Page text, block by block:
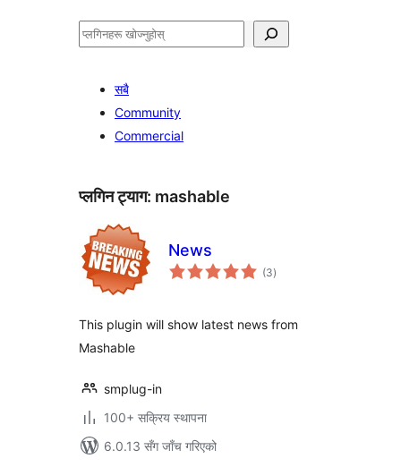
खोज्नुहोस्
सबै
Community
Commercial
प्लगिन ट्याग: mashable
News
(3कुल
रेटिङ्गहरू
)
This plugin will show latest news from
Mashable
smplug-in
100+ सक्रिय स्थापना
6.0.13 सँग जाँच गरिएको